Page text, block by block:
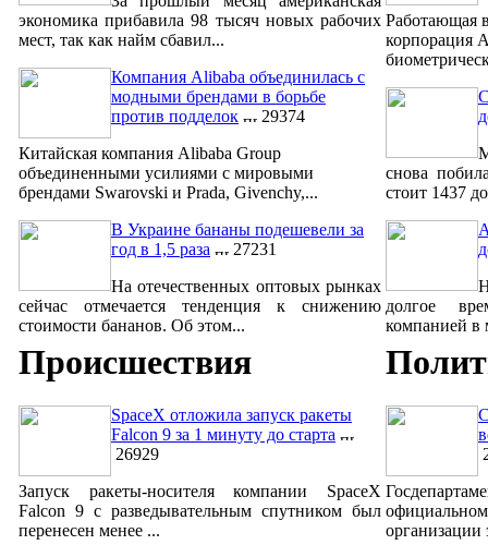
экономика прибавила 98 тысяч новых рабочих
мест, так как найм сбавил...
Компания Alibaba объединилась с
модными брендами в борьбе
против подделок
29374
Китайская компания Alibaba Group
объединенными усилиями с мировыми
брендами Swarovski и Prada, Givenchy,...
В Украине бананы подешевели за
год в 1,5 раза
27231
На отечественных оптовых рынках
сейчас отмечается тенденция к снижению
стоимости бананов. Об этом...
Работающая
корпорация
снова
стоит 1437
долгое
компанией в
Происшествия
SpaceX отложила запуск ракеты
Falcon 9 за 1 минуту до старта
26929
Запуск ракеты-носителя компании SpaceX
Falcon 9 с разведывательным спутником был
перенесен менее ...
организации